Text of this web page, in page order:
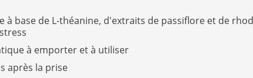
à base de L-théanine, d'extraits de passiflore et de
à emporter et à utiliser
après la prise